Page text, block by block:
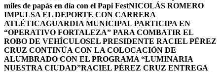
miles de papás en día con el Papi FestNICOLÁS ROMERO
IMPULSA EL DEPORTE CON CARRERA
ATLÉTICAGUARDIA MUNICIPAL PARTICIPA EN
“OPERATIVO FORTALEZA” PARA COMBATIR EL
ROBO DE VEHÍCULOSEL PRESIDENTE RACIEL PÉREZ
CRUZ CONTINÚA CON LA COLOCACIÓN DE
ALUMBRADO CON EL PROGRAMA “LUMINARIA
NUESTRA CIUDAD”RACIEL PÉREZ CRUZ ENTREGA